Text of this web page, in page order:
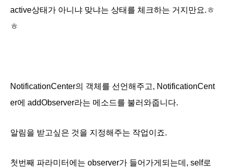
active상태가 아니냐 맞냐는 상태를 체크하는 거지만요.ㅎ
ㅎ
NotificationCenter의 객체를 선언해주고, NotificationCent
er에 addObserver라는 메소드를 불러와줍니다.
알림을 받고싶은 것을 지정해주는 작업이죠.
첫번째 파라미터에는 observer가 들어가게되는데, self로